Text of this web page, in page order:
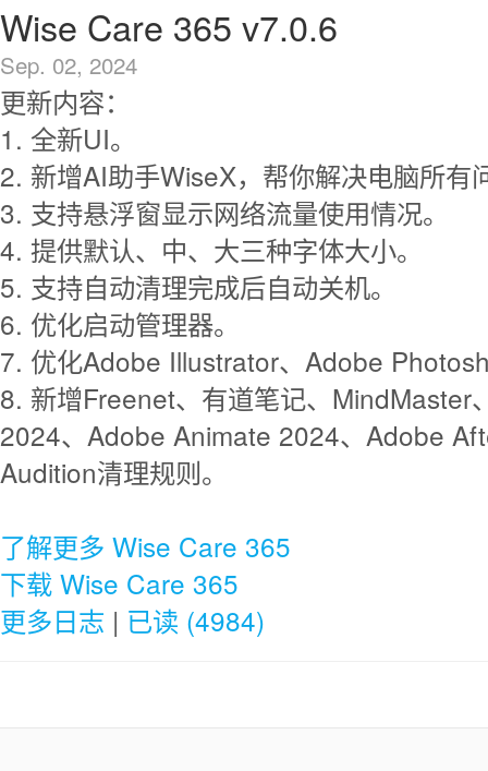
Wise Care 365 v7.0.6
Sep. 02, 2024
更新内容：
1. 全新UI。
2. 新增AI助手WiseX，帮你解决电脑所有
3. 支持悬浮窗显示网络流量使用情况。
4. 提供默认、中、大三种字体大小。
5. 支持自动清理完成后自动关机。
6. 优化启动管理器。
7. 优化Adobe Illustrator、Adobe
8. 新增Freenet、有道笔记、MindMaster
2024、Adobe Animate 2024、Adobe
Audition清理规则。
了解更多 Wise Care 365
下载 Wise Care 365
更多日志 | 已读 (4984)